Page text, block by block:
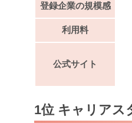
登録企業の規模感
利用料
公式サイト
1位 キャリアス